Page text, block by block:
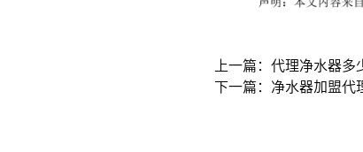
上一篇：代理净水器
下一篇：净水器加盟代